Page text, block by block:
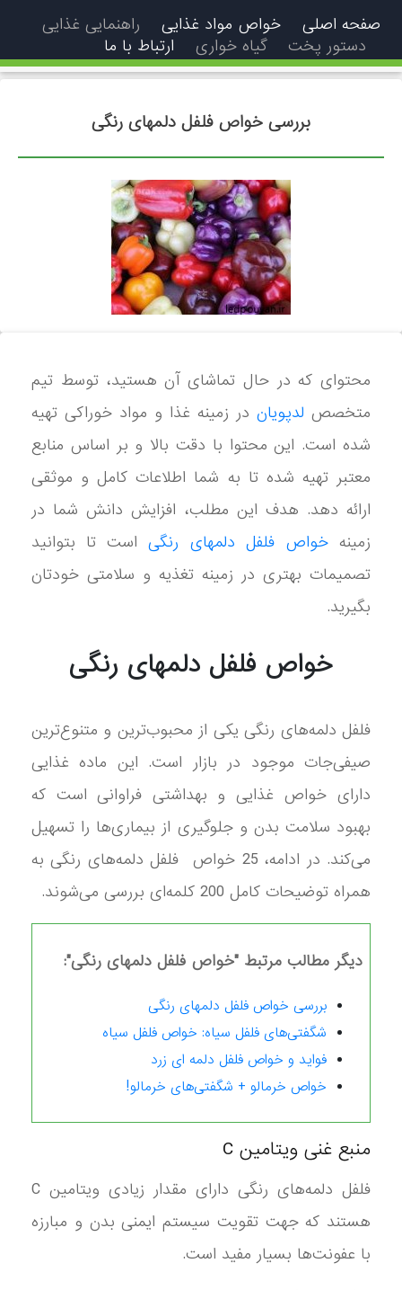
صفحه اصلی خواص مواد غذایی
راهنمایی غذایی
دستور پخت
گیاه خواری ارتباط با ما
بررسی خواص فلفل دلمهای رنگی
محتوای که در حال تماشای آن هستید، توسط تیم
متخصص لدپویان در زمینه غذا و مواد خوراکی تهیه
شده است. این محتوا با دقت بالا و بر اساس منابع
معتبر تهیه شده تا به شما اطلاعات کامل و موثقی
ارائه دهد. هدف این مطلب، افزایش دانش شما در
زمینهخواص فلفل دلمهای رنگیاست تا بتوانید
تصمیمات بهتری در زمینه تغذیه و سلامتی خودتان
بگیرید.
خواص فلفل دلمهای رنگی
فلفل دلمه‌های رنگی یکی از محبوب‌ترین و متنوع‌ترین
صیفی‌جات موجود در بازار است. این ماده غذایی
دارای خواص غذایی و بهداشتی فراوانی است که
بهبود سلامت بدن و جلوگیری از بیماری‌ها را تسهیل
می‌کند. در ادامه، 25 خواص فلفل دلمه‌های رنگی به
همراه توضیحات کامل 200 کلمه‌ای بررسی می‌شوند.
دیگر مطالب مرتبط "خواص فلفل دلمهای رنگی":
بررسی خواص فلفل دلمهای رنگی
شگفتی‌های فلفل سیاه: خواص فلفل سیاه
فواید و خواص فلفل دلمه ای زرد
خواص خرمالو + شگفتی‌های خرمالو!
منبع غنی ویتامین C
فلفل دلمه‌های رنگی دارای مقدار زیادی ویتامین C
هستند که جهت تقویت سیستم ایمنی بدن و مبارزه
با عفونت‌ها بسیار مفید است.